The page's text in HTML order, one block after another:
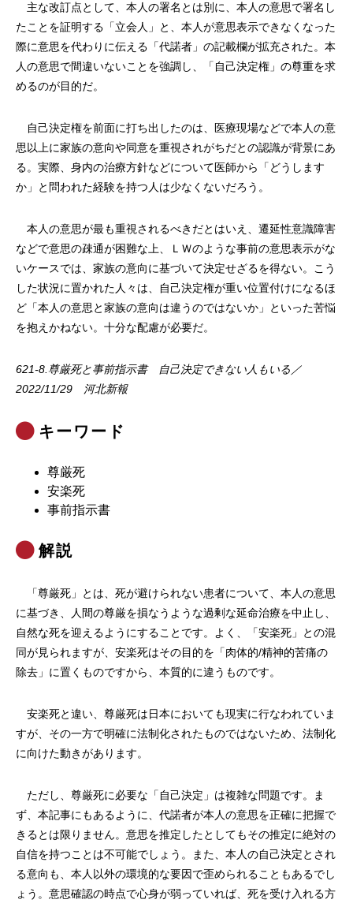
主な改訂点として、本人の署名とは別に、本人の意思で署名し
たことを証明する「立会人」と、本人が意思表示できなくなった
際に意思を代わりに伝える「代諾者」の記載欄が拡充された。本
人の意思で間違いないことを強調し、「自己決定権」の尊重を求
めるのが目的だ。
自己決定権を前面に打ち出したのは、医療現場などで本人の意
思以上に家族の意向や同意を重視されがちだとの認識が背景にあ
る。実際、身内の治療方針などについて医師から「どうします
か」と問われた経験を持つ人は少なくないだろう。
本人の意思が最も重視されるべきだとはいえ、遷延性意識障害
などで意思の疎通が困難な上、ＬＷのような事前の意思表示がな
いケースでは、家族の意向に基づいて決定せざるを得ない。こう
した状況に置かれた人々は、自己決定権が重い位置付けになるほ
ど「本人の意思と家族の意向は違うのではないか」といった苦悩
を抱えかねない。十分な配慮が必要だ。
621-8.尊厳死と事前指示書 自己決定できない人もいる／
2022/11/29 河北新報
キーワード
尊厳死
安楽死
事前指示書
解説
「尊厳死」とは、死が避けられない患者について、本人の意思
に基づき、人間の尊厳を損なうような過剰な延命治療を中止し、
自然な死を迎えるようにすることです。よく、「安楽死」との混
同が見られますが、安楽死はその目的を「肉体的/精神的苦痛の
除去」に置くものですから、本質的に違うものです。
安楽死と違い、尊厳死は日本においても現実に行なわれていま
すが、その一方で明確に法制化されたものではないため、法制化
に向けた動きがあります。
ただし、尊厳死に必要な「自己決定」は複雑な問題です。ま
ず、本記事にもあるように、代諾者が本人の意思を正確に把握で
きるとは限りません。意思を推定したとしてもその推定に絶対の
自信を持つことは不可能でしょう。また、本人の自己決定とされ
る意向も、本人以外の環境的な要因で歪められることもあるでし
ょう。意思確認の時点で心身が弱っていれば、死を受け入れる方